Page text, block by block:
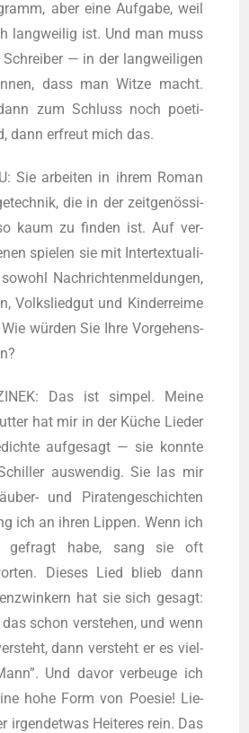
aber eine Auf­ga­be, weil
lang­wei­lig ist. Und man muss
— in der lang­wei­li­gen
dass man Wit­ze macht.
zum Schluss noch poe­ti­
dann erfreut mich das.
Sie arbei­ten in ihrem Roman
die in der zeit­ge­nös­si­
kaum zu fin­den ist. Auf ver­
spie­len sie mit Inter­tex­tua­li­
Nach­rich­ten­mel­dun­gen,
Volks­lied­gut und Kin­der­rei­me
wür­den Sie Ihre Vor­ge­hens­
Das ist sim­pel. Mei­ne
hat mir in der Küche Lie­der
auf­ge­sagt — sie konn­te
aus­wen­dig. Sie las mir
und Pira­ten­ge­schich­ten
ich an ihren Lip­pen. Wenn ich
gefragt habe, sang sie oft
Die­ses Lied blieb dann
hat sie sich gesagt:
schon ver­ste­hen, und wenn
dann ver­steht er es viel­
Und davor ver­beu­ge ich
hohe Form von Poe­sie! Lie­
irgend­et­was Hei­te­res rein. Das